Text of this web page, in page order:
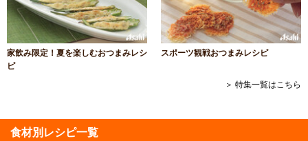
家飲み限定！夏を楽しむおつまみレシ
ピ
スポーツ観戦おつまみレシピ
＞ 特集一覧はこちら
食材別レシピ一覧